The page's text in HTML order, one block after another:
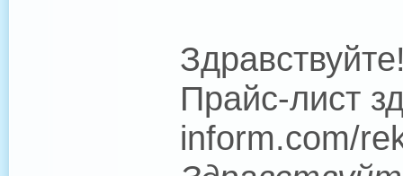
Прайс-лист
inform.com/